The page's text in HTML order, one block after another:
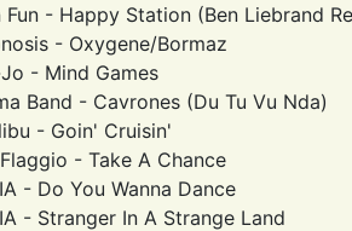
Fun - Happy Station (Ben Liebrand
- Oxygene/Bormaz
- Mind Games
Band - Cavrones (Du Tu Vu Nda)
- Goin' Cruisin'
- Take A Chance
- Do You Wanna Dance
- Stranger In A Strange Land